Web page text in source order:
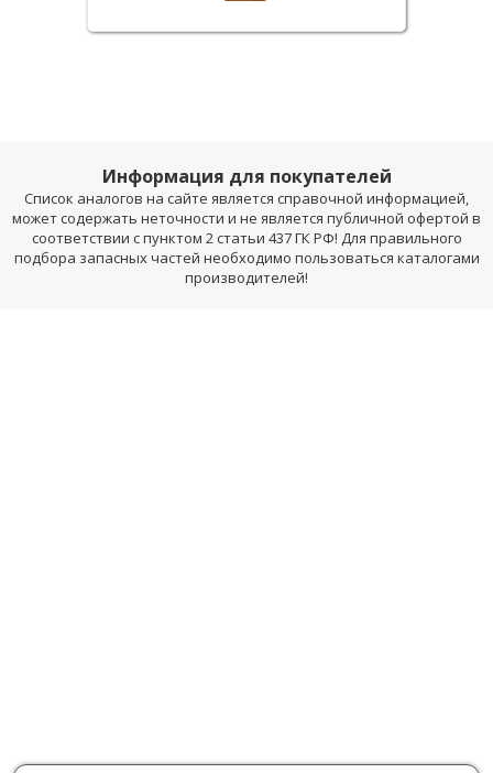
Информация для покупателей
Список аналогов на сайте является справочной информацией,
может содержать неточности и не является публичной офертой в
соответствии с пунктом 2 статьи 437 ГК РФ! Для правильного
подбора запасных частей необходимо пользоваться каталогами
производителей!